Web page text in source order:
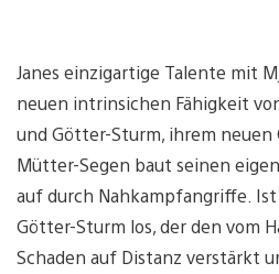
Janes einzigartige Talente mit
neuen intrinsichen Fähigkeit
und Götter-Sturm, ihrem neuen
Mütter-Segen baut seinen
auf durch Nahkampfangriffe.
Götter-Sturm los, der den vom
Schaden auf Distanz verstärkt